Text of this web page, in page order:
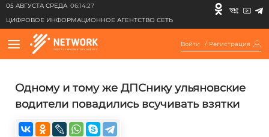
05 АВГУСТА СРЕДА 06:14:27
ЦИФРОВОЕ ИНФОРМАЦИОННОЕ АГЕНТСТВО СЕТЬ
Войти / Регистрация
Одному и тому же ДПСнику ульяновские
водители повадились всучивать взятки